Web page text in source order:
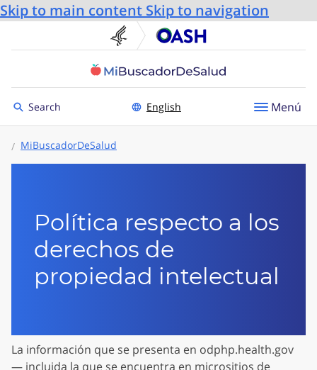
Skip to main content Skip to navigation
U.S. Department of
Toggle to
Search English Menú
MiBuscadorDeSalud
Política respecto a los
derechos de
propiedad intelectual
La información que se presenta en odphp.health.gov
— incluida la que se encuentra en micrositios de